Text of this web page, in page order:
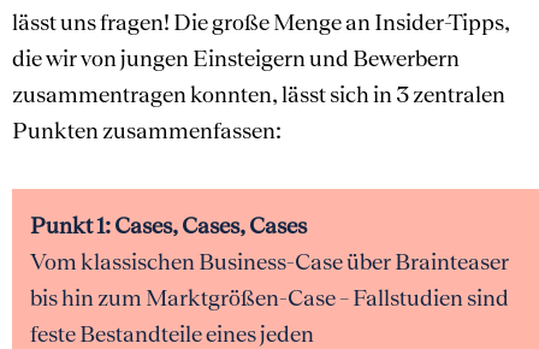
lässt uns fragen! Die große Menge an Insider-Tipps,
die wir von jungen Einsteigern und Bewerbern
zusammentragen konnten, lässt sich in 3 zentralen
Punkten zusammenfassen:
Punkt 1: Cases, Cases, Cases
Vom klassischen Business-Case über Brainteaser
bis hin zum Marktgrößen-Case – Fallstudien sind
feste Bestandteile eines jeden